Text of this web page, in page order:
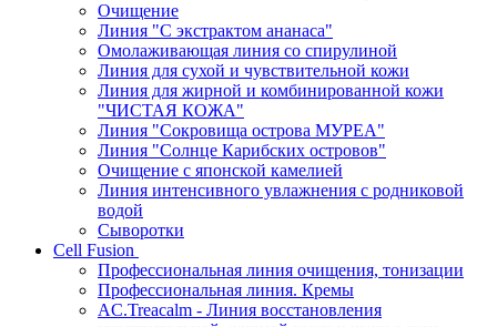
Очищение
Линия "С экстрактом ананаса"
Омолаживающая линия со спирулиной
Линия для сухой и чувствительной кожи
Линия для жирной и комбинированной кожи
"ЧИСТАЯ КОЖА"
Линия "Сокровища острова МУРЕА"
Линия "Солнце Карибских островов"
Очищение с японской камелией
Линия интенсивного увлажнения с родниковой
водой
Сыворотки
Cell Fusion
Профессиональная линия очищения, тонизации
Профессиональная линия. Кремы
AC.Treacalm - Линия восстановления